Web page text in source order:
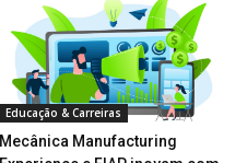
Educação & Carreiras
Mecânica Manufacturing